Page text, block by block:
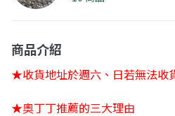
商品介紹
★收貨地址於週六、日若無法收
★奧丁丁推薦的三大理由